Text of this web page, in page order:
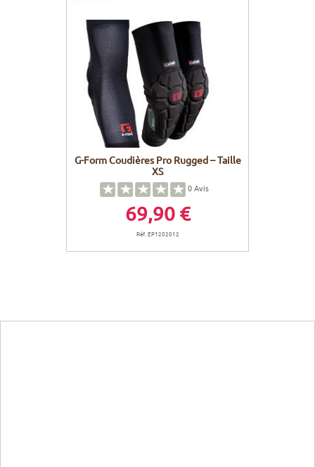
G-Form Coudières Pro Rugged – Taille
XS
0Avis
69,90 €
Réf. EP1202012